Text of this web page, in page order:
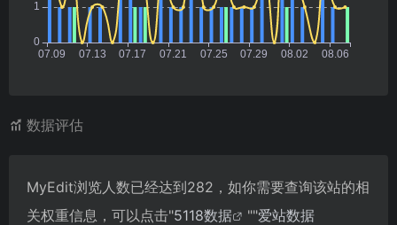
数据评估
MyEdit浏览人数已经达到282，如你需要查询该站的相
关权重信息，可以点击"5118数据 ""爱站数据